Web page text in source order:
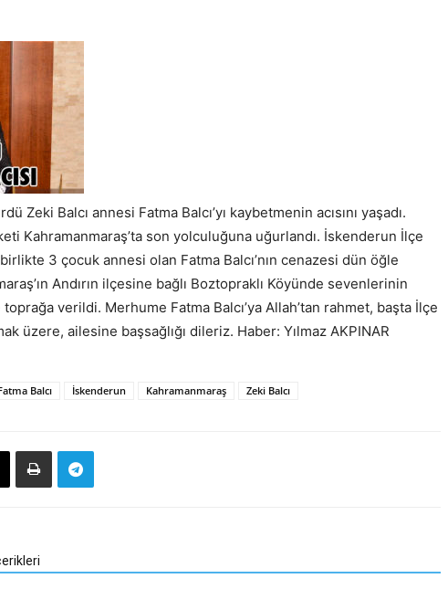
Zeki Balcı annesi Fatma Balcı’yı kaybetmenin acısını yaşadı.
Kahramanmaraş’ta son yolculuğuna uğurlandı. İskenderun İlçe
3 çocuk annesi olan Fatma Balcı’nın cenazesi dün öğle
Andırın ilçesine bağlı Boztopraklı Köyünde sevenlerinin
verildi. Merhume Fatma Balcı’ya Allah’tan rahmet, başta İlçe
üzere, ailesine başsağlığı dileriz. Haber: Yılmaz AKPINAR
Balcı İskenderun Kahramanmaraş Zeki Balcı